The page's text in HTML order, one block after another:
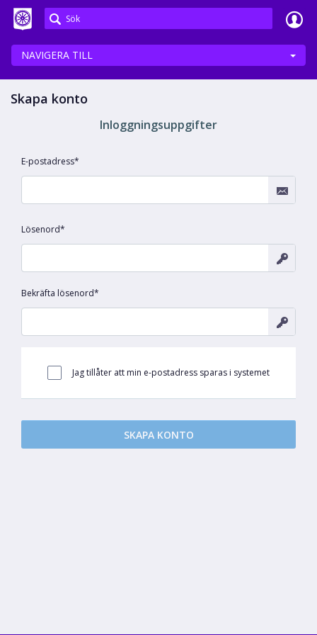
Meetings+
NAVIGERA TILL
Skapa konto
Inloggningsuppgifter
E-postadress
Lösenord
Bekräfta lösenord
Jag tillåter att min e-postadress sparas i systemet
SKAPA KONTO